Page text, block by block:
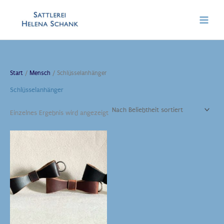
springen
Start / Mensch / Schlüsselanhänger
Schlüsselanhänger
Einzelnes Ergebnis wird angezeigt